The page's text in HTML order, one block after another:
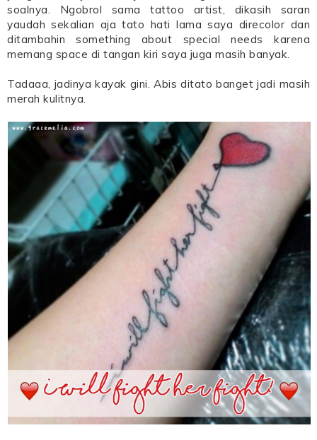
soalnya. Ngobrol sama tattoo artist, dikasih saran
yaudah sekalian aja tato hati lama saya direcolor dan
ditambahin something about special needs karena
memang space di tangan kiri saya juga masih banyak.
Tadaaa, jadinya kayak gini. Abis ditato banget jadi masih
merah kulitnya.